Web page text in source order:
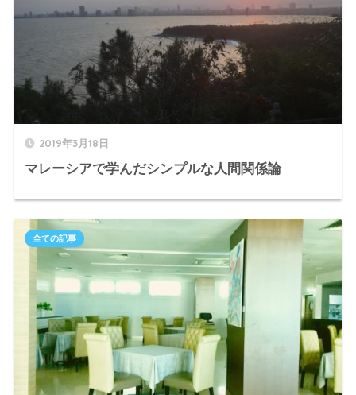
2019年3月18日
マレーシアで学んだシンプルな人間関係論
全ての記事